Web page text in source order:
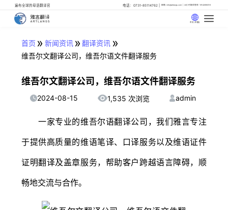
遍布全球的母语翻译官 电话：0731-85114762 邮箱: info@artlangs.com 24小时翻译管家: 18142666316
中文 (中国)
首页 » 新闻资讯» 翻译资讯 »
维吾尔文翻译公司，维吾尔语文件翻译服务
维吾尔文翻译公司，维吾尔语文件翻译服务
2024-08-15 1,535 次浏览 admin
一家专业的维吾尔语翻译公司，我们雅言专注
于提供高质量的维语笔译、口译服务以及维语证件
证明翻译及盖章服务，帮助客户跨越语言障碍，顺
畅地交流与合作。